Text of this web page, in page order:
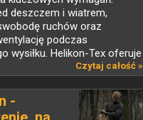
deszczem i wiatrem,
ruchów oraz
podczas
wysiłku. Helikon-Tex oferuje
Czytaj całość »
-